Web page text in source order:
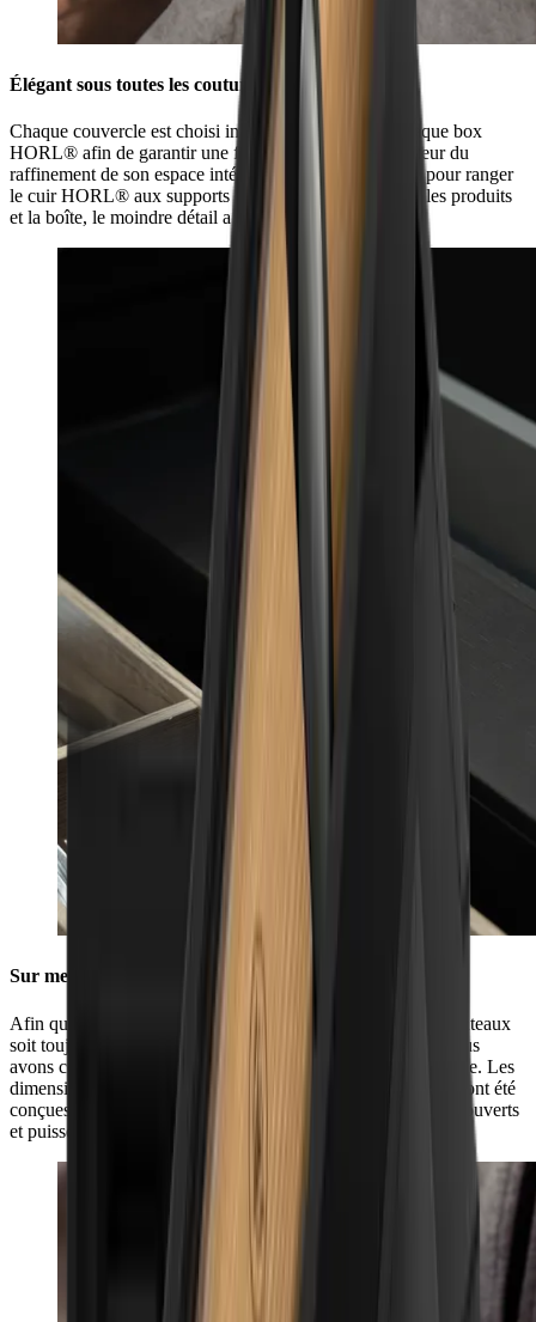
Élégant sous toutes les coutures
Chaque couvercle est choisi individuellement pour chaque box
HORL® afin de garantir une finition parfaite, à la hauteur du
raffinement de son espace intérieur. De la fente latérale pour ranger
le cuir HORL® aux supports en silicone pour protéger les produits
et la boîte, le moindre détail a été savamment réfléchi.
Sur mesure pour votre cuisine
Afin que tout ce dont vous avez besoin pour aiguiser vos couteaux
soit toujours à portée de main dans votre tiroir de cuisine, nous
avons consulté les plus grands fabricants de cuisines d’Europe. Les
dimensions de la box HORL® (40,5 cm x 9,2 cm x 6,9 cm) ont été
conçues de manière à ce qu’elle s’adapte à tous les tiroirs à couverts
et puisse être utilisée comme insert de tiroir.